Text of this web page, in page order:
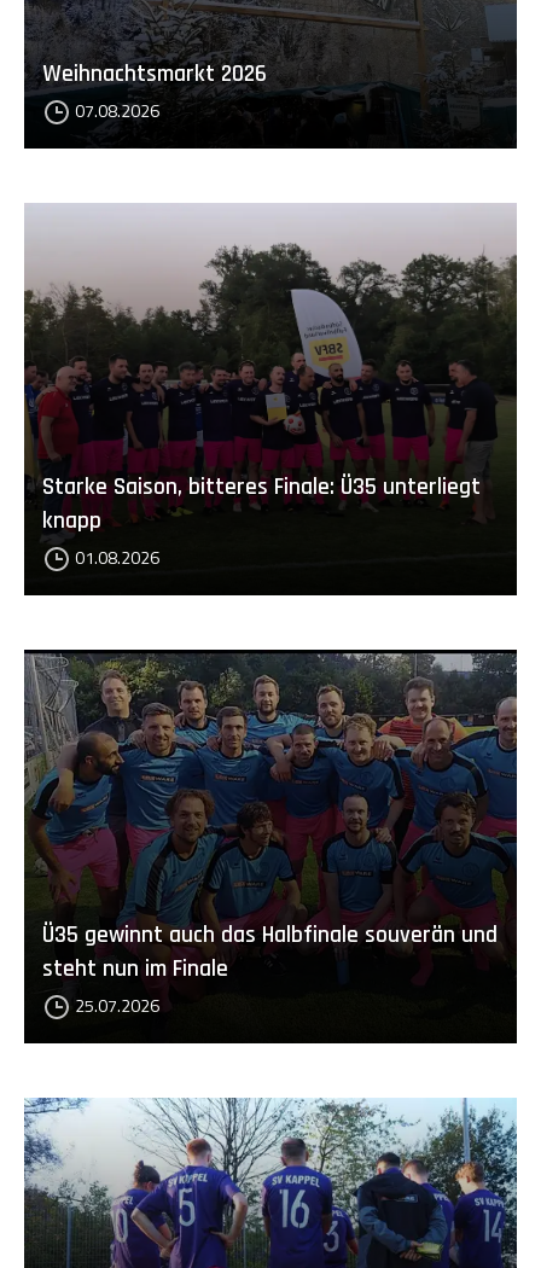
Weihnachtsmarkt 2026
07.08.2026
Starke Saison, bitteres Finale: Ü35 unterliegt
knapp
01.08.2026
Ü35 gewinnt auch das Halbfinale souverän und
steht nun im Finale
25.07.2026